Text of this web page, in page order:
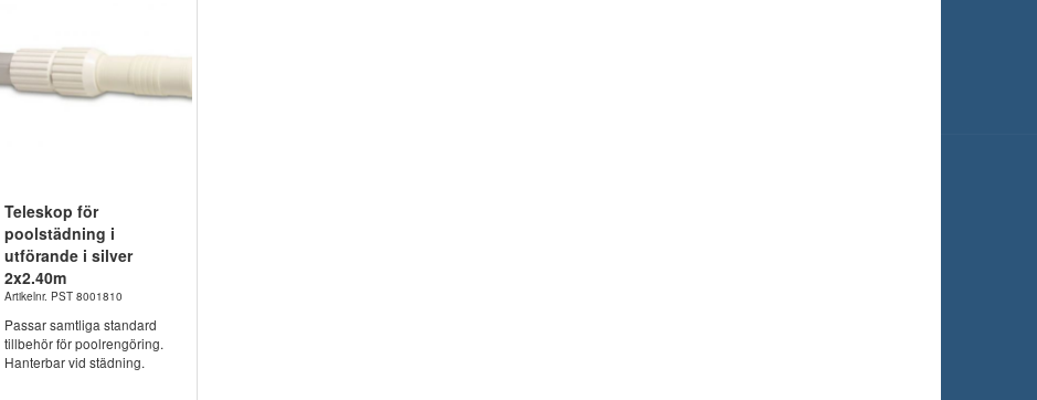
Teleskop för
poolstädning i
utförande i silver
2x2.40m
Artikelnr. PST 8001810
Passar samtliga standard
tillbehör för poolrengöring.
Hanterbar vid städning.